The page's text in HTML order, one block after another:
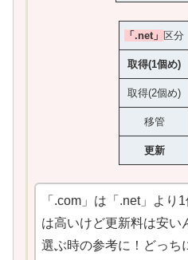
「.net」 区分
取得(1個め)
取得(2個め)
移管
更新
「.com」は「.net」より
は高いけど更新料は安い
選ぶ時の参考に！どっち